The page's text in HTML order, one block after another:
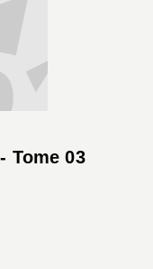
Tome 03